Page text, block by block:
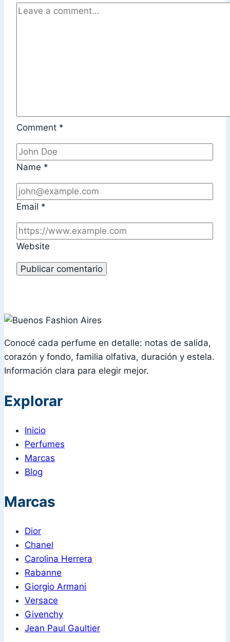
Comment *
Name *
Email *
Website
Conocé cada perfume en detalle: notas de salida,
corazón y fondo, familia olfativa, duración y estela.
Información clara para elegir mejor.
Explorar
Inicio
Perfumes
Marcas
Blog
Marcas
Dior
Chanel
Carolina Herrera
Rabanne
Giorgio Armani
Versace
Givenchy
Jean Paul Gaultier